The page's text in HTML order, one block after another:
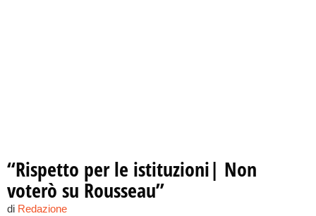
“Rispetto per le istituzioni| Non
voterò su Rousseau”
di Redazione